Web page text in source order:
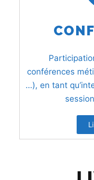
conférences
…), en tant